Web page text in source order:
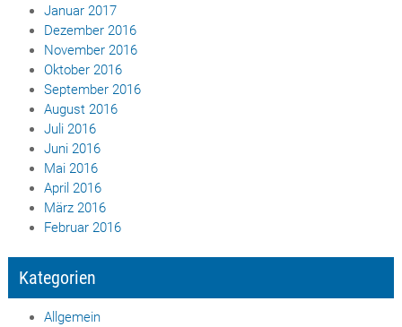
Januar 2017
Dezember 2016
November 2016
Oktober 2016
September 2016
August 2016
Juli 2016
Juni 2016
Mai 2016
April 2016
März 2016
Februar 2016
Kategorien
Allgemein